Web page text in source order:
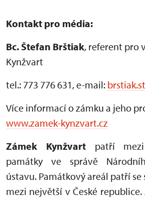
Kontakt pro média:
Bc. Štefan Brštiak, referent pro
Kynžvart
tel.: 773 776 631, e-mail:
Více informací o zámku a jeho
www.zamek-kynzvart.cz
Zámek Kynžvartpatří mezi
památky ve správě
ústavu. Památkový areál patří
mezi největší v České